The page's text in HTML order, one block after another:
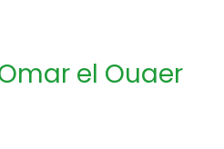
el Ouaer